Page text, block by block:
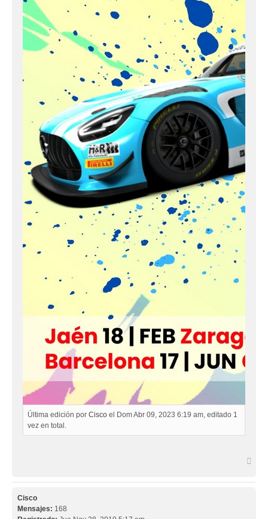
Última edición por Cisco el Dom Abr 09, 2023 6:19 am, editado 1
vez en total.
Cisco
Mensajes: 168